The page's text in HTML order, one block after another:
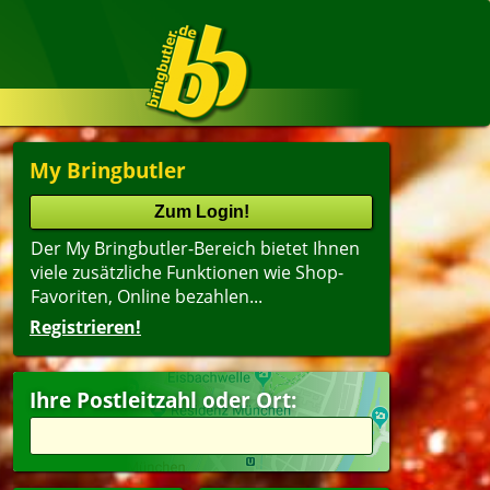
My Bringbutler
Der My Bringbutler-Bereich bietet Ihnen
viele zusätzliche Funktionen wie Shop-
Favoriten, Online bezahlen...
Registrieren!
Ihre Postleitzahl oder Ort:
(ältester Shop zuerst)